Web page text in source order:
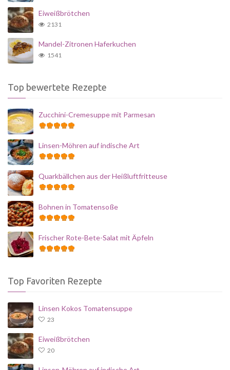
Eiweißbrötchen
2131
Mandel-Zitronen Haferkuchen
1541
Top bewertete Rezepte
Zucchini-Cremesuppe mit Parmesan
Linsen-Möhren auf indische Art
Quarkbällchen aus der Heißluftfritteuse
Bohnen in Tomatensoße
Frischer Rote-Bete-Salat mit Äpfeln
Top Favoriten Rezepte
Linsen Kokos Tomatensuppe
23
Eiweißbrötchen
20